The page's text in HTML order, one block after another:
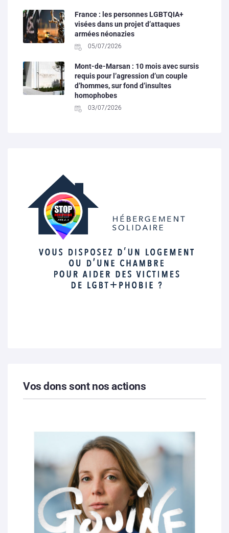
France : les personnes LGBTQIA+
visées dans un projet d’attaques
armées néonazies
05/07/2026
Mont-de-Marsan : 10 mois avec sursis
requis pour l’agression d’un couple
d’hommes, sur fond d’insultes
homophobes
03/07/2026
Vos dons sont nos actions